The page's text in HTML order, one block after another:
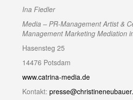
Ina Fiedler
Media – PR-Management Artist &
Management Marketing Mediation
Hasensteg 25
14476 Potsdam
www.catrina-media.de
Kontakt: